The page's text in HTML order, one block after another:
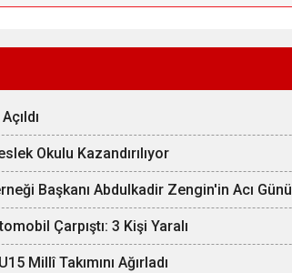
Okulu Kazandırılıyor
Başkanı Abdulkadir Zengin'in Acı Günü
Çarpıştı: 3 Kişi Yaralı
Millî Takımını Ağırladı